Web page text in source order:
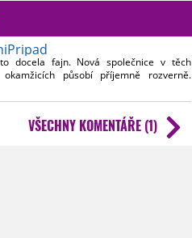
docela fajn. Nová společnice v těch
okamžicích působí příjemně rozverně.
že tahle sezóna bude zase víc o
i když vzhledem k tomu, že odchází
Moffat, tak se budeme zase znovu hrabat
VŠECHNY KOMENTÁŘE (1)